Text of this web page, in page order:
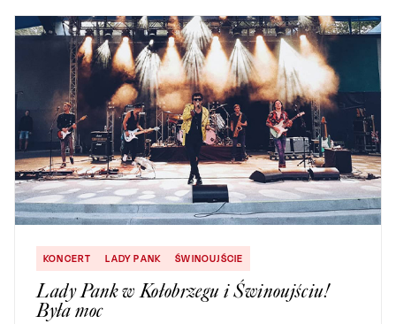
KONCERT LADY PANK ŚWINOUJŚCIE
Lady Pank w Kołobrzegu i Świnoujściu!
Była moc